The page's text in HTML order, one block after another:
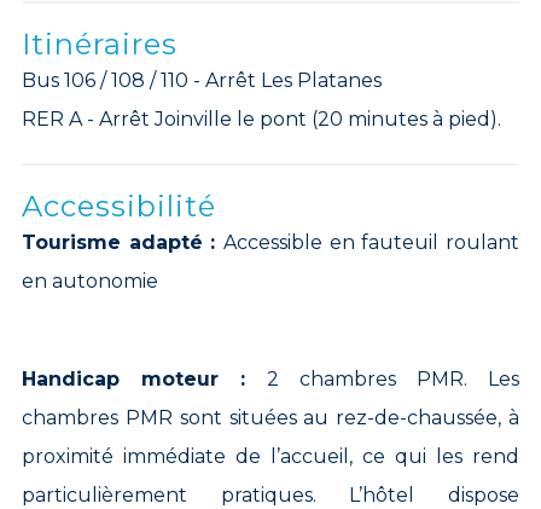
Itinéraires
Bus 106 / 108 / 110 - Arrêt Les Platanes
RER A - Arrêt Joinville le pont (20 minutes à pied).
Accessibilité
Tourisme adapté : Accessible en fauteuil roulant
en autonomie
Handicap moteur : 2 chambres PMR. Les
chambres PMR sont situées au rez-de-chaussée, à
proximité immédiate de l’accueil, ce qui les rend
particulièrement pratiques. L’hôtel dispose